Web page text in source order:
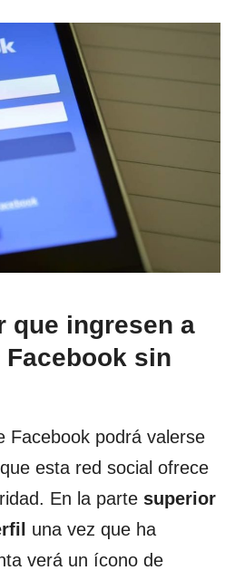
que ingresen a
sin
Facebook podrá valerse
esta red social ofrece
En la parte superior
una vez que ha
verá un ícono de